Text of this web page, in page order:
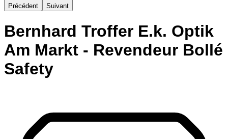
Précédent Suivant
Bernhard Troffer E.k. Optik
Am Markt - Revendeur Bollé
Safety